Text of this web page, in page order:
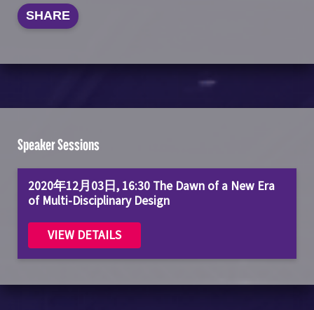
SHARE
Speaker Sessions
2020年12月03日, 16:30 The Dawn of a New Era
of Multi-Disciplinary Design
VIEW DETAILS